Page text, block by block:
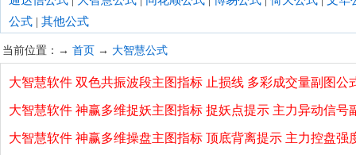
公式 | 其他公式
当前位置：→ 首页 → 大智慧公式
大智慧软件 双色共振波段主图指标 止损线 多彩成交量副图公
大智慧软件 神赢多维捉妖主图指标 捉妖点提示 主力异动信号
大智慧软件 神赢多维操盘主图指标 顶底背离提示 主力控盘强